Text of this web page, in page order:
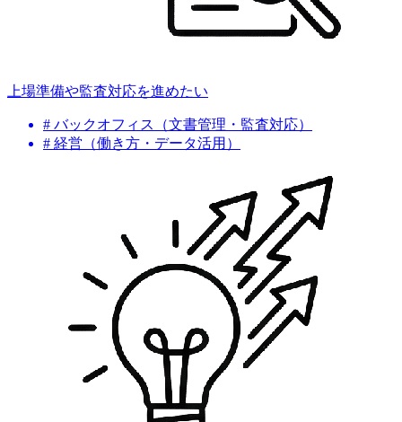
上場準備や監査対応を進めたい
# バックオフィス（文書管理・監査対応）
# 経営（働き方・データ活用）